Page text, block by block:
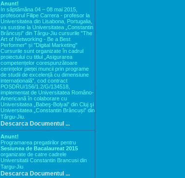
Anunt!
In săptămâna 04 – 08 mai 2015,
profesorul Filipe Carrera - profesor la
Universitatea din Lisabona, Portugalia,
va susține la Universitatea „Constantin
Brâncuși” din Târgu-Jiu cursurile "The
Art of Networking - Be a Best
Performer" și "Digital Marketing"
Cursurile sunt organizate în cadrul
proiectului cu titlul „Asigurarea
competențelor corespunzătoare
cerințelor pieței muncii prin programe
de studii de excelență cu dimensiune
internațională”, cod contract
POSDRU/156/1.2/G/134518,
implementat de Universitatea Româno-
Americană în colaborare cu
Universitatea „Babeş-Bolyai” din Cluj şi
Universitatea „Constantin Brâncuși” din
Târgu-Jiu.
Descarca Documentul ...
Anunt!
Programarea pregatirilor pentru
Sesiunea de Bacalaureat 2015
organizate de catre cadrele
Universitatii Constantin Brancusi din
Targu-Jiu
Descarca Documentul ...